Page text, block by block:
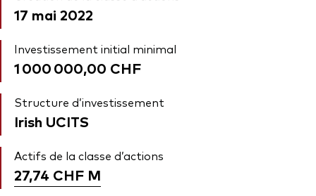
17 mai 2022
Investissement initial minimal
1 000 000,00 CHF
Structure d’investissement
Irish UCITS
Actifs de la classe d’actions
27,74 CHF M